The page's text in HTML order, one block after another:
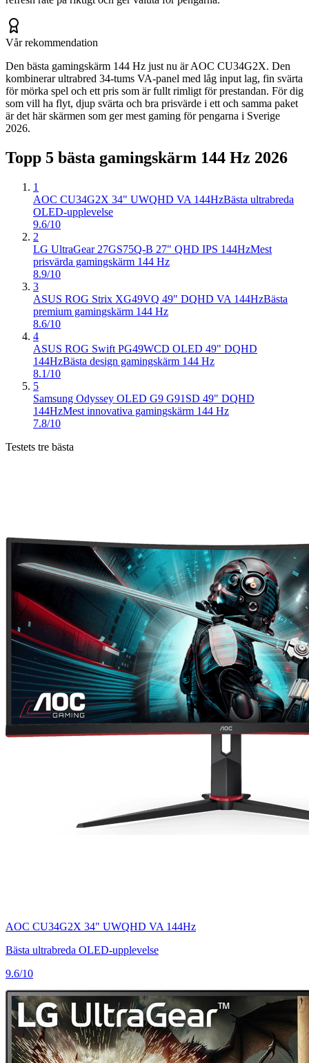
Vår rekommendation
Den bästa gamingskärm 144 Hz just nu är AOC CU34G2X. Den
kombinerar ultrabred 34-tums VA-panel med låg input lag, fin svärta
för mörka spel och ett pris som är fullt rimligt för prestandan. För dig
som vill ha flyt, djup svärta och bra prisvärde i ett och samma paket
är det här skärmen som ger mest gaming för pengarna i Sverige
2026.
Topp 5 bästa gamingskärm 144 Hz 2026
1
AOC CU34G2X 34" UWQHD VA 144HzBästa ultrabreda
OLED-upplevelse
9.6/10
2
LG UltraGear 27GS75Q-B 27" QHD IPS 144HzMest
prisvärda gamingskärm 144 Hz
8.9/10
3
ASUS ROG Strix XG49VQ 49" DQHD VA 144HzBästa
premium gamingskärm 144 Hz
8.6/10
4
ASUS ROG Swift PG49WCD OLED 49" DQHD
144HzBästa design gamingskärm 144 Hz
8.1/10
5
Samsung Odyssey OLED G9 G91SD 49" DQHD
144HzMest innovativa gamingskärm 144 Hz
7.8/10
Testets tre bästa
AOC CU34G2X 34" UWQHD VA 144Hz
Bästa ultrabreda OLED-upplevelse
9.6/10